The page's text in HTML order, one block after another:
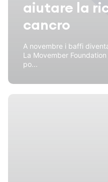
aiutare la
cancro
A novembre i baffi
La Movember
po...